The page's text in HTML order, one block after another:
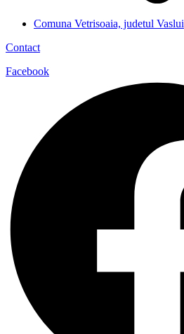
Comuna Vetrisoaia, judetul Vaslui
Contact
Facebook